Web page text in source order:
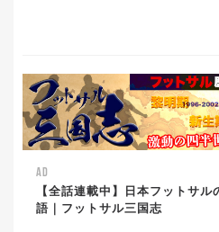
AD
【全話連載中】日本フットサ
語｜フットサル三国志